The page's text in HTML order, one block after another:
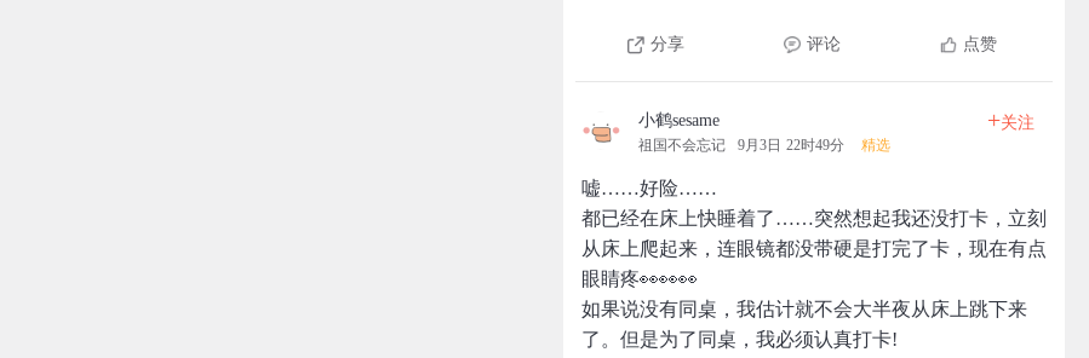
分享 评论 点赞
小鹤sesame
祖国不会忘记 9月3日 22时49分 精选
+关注
嘘……好险……
都已经在床上快睡着了……突然想起我还没打卡，立刻
从床上爬起来，连眼镜都没带硬是打完了卡，现在有点
眼睛疼👀👀👀
如果说没有同桌，我估计就不会大半夜从床上跳下来
了。但是为了同桌，我必须认真打卡!